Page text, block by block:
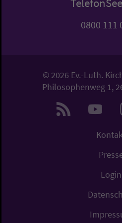
0800 111
© 2026 Ev.-Luth.
Philosophenweg 1,
Login